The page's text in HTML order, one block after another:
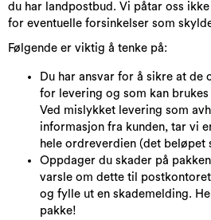
du har landpostbud. Vi påtar oss
for eventuelle forsinkelser som
Følgende er viktig å tenke på:
Du har ansvar for å sikre at de
for levering og som kan
Ved mislykket levering som
informasjon fra kunden, tar vi
hele ordreverdien (det beløpet
Oppdager du skader på
varsle om dette til
og fylle ut en skademelding.
pakke!